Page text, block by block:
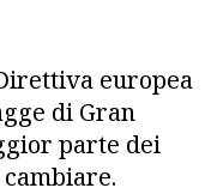
europea
di Gran
parte dei